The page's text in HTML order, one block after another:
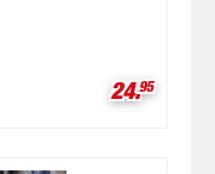
24.95